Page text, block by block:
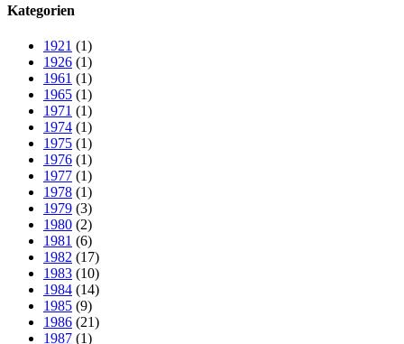
Kategorien
1921 (1)
1926 (1)
1961 (1)
1965 (1)
1971 (1)
1974 (1)
1975 (1)
1976 (1)
1977 (1)
1978 (1)
1979 (3)
1980 (2)
1981 (6)
1982 (17)
1983 (10)
1984 (14)
1985 (9)
1986 (21)
1987 (1)